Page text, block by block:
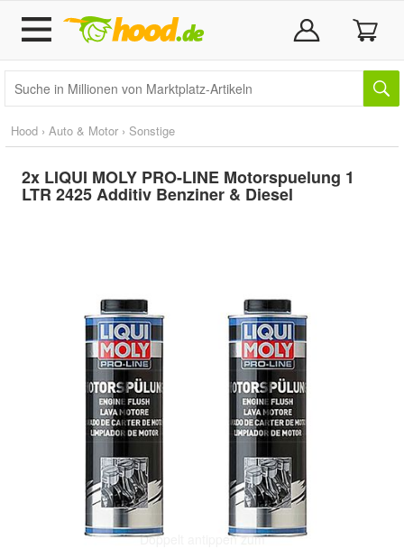
Hood › Auto & Motor › Sonstige
2x LIQUI MOLY PRO-LINE Motorspuelung 1
LTR 2425 Additiv Benziner & Diesel
Doppelt antippen zum